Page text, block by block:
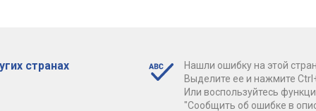
странах
Нашли ошибку на этой
Выделите ее и нажмите
Или воспользуйтесь
"Сообщить об ошибке в